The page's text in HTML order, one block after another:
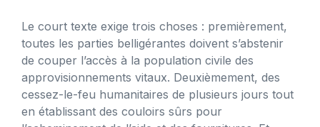
Le court texte exige trois choses : premièrement,
toutes les parties belligérantes doivent s’abstenir
de couper l’accès à la population civile des
approvisionnements vitaux. Deuxièmement, des
cessez-le-feu humanitaires de plusieurs jours tout
en établissant des couloirs sûrs pour